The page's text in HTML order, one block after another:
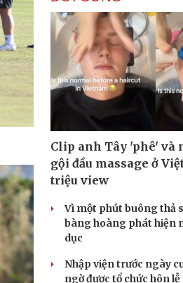
Clip anh Tây 'phê' và
gội đầu massage ở
triệu view
Vì một phút buông thả
bàng hoàng phát hiện
dục
Nhập viện trước ngày
ngờ được tổ chức hôn